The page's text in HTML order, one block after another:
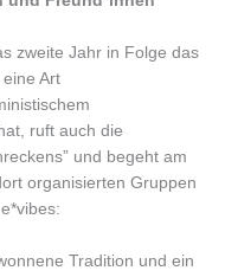
zweite Jahr in Folge das
eine Art
ruft auch die
und begeht am
organisierten Gruppen
Tradition und ein